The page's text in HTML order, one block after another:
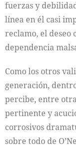
fuerzas y
línea en él casi
reclamo, el deseo
dependencia
Como los otros
generación,
percibe, entre
pertinente y
corrosivos
sobre todo de